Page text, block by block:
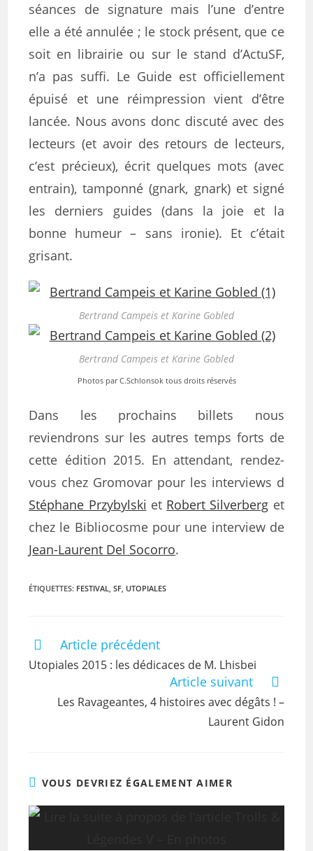
séances de signature mais l’une d’entre
elle a été annulée ; le stock présent, que ce
soit en librairie ou sur le stand d’ActuSF,
n’a pas suffi. Le Guide est officiellement
épuisé et une réimpression vient d’être
lancée. Nous avons donc discuté avec des
lecteurs (et avoir des retours de lecteurs,
c’est précieux), écrit quelques mots (avec
entrain), tamponné (gnark, gnark) et signé
les derniers guides (dans la joie et la
bonne humeur – sans ironie). Et c’était
grisant.
Bertrand Campeis et Karine Gobled
Bertrand Campeis et Karine Gobled
Photos par C.Schlonsok tous droits réservés
Dans les prochains billets nous
reviendrons sur les autres temps forts de
cette édition 2015. En attendant, rendez-
vous chez Gromovar pour les interviews d
Stéphane Przybylski et Robert Silverberg et
chez le Bibliocosme pour une interview de
Jean-Laurent Del Socorro.
ÉTIQUETTES: FESTIVAL, SF, UTOPIALES
Article précédent
Utopiales 2015 : les dédicaces de M. Lhisbei
Article suivant
Les Ravageantes, 4 histoires avec dégâts ! –
Laurent Gidon
VOUS DEVRIEZ ÉGALEMENT AIMER